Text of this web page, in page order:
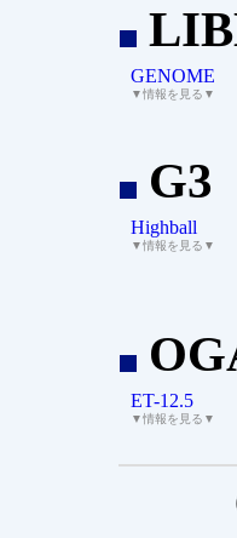
GENOME
▼情報を見る▼
G3
Highball
▼情報を見る▼
ET-12.5
▼情報を見る▼